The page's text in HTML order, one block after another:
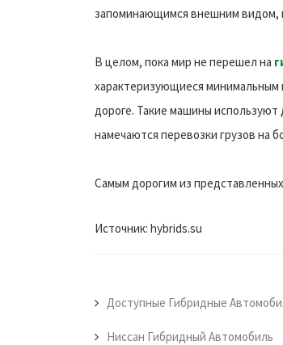
запоминающимся внешним видом,
В целом, пока мир не перешел на
характеризующиеся минимальным
дороге. Такие машины
намечаются перевозки грузов на
Самым дорогим из
Источник: hybrids.su
Доступные Гибридные
Ниссан Гибридный Автомобиль